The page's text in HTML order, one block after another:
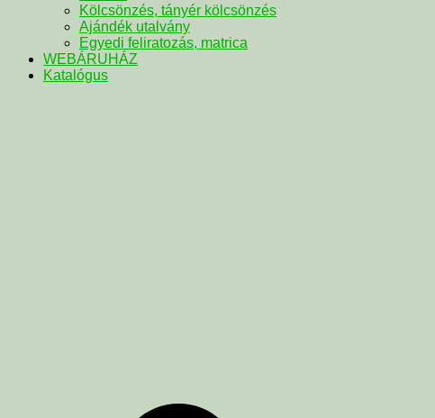
Kölcsönzés, tányér kölcsönzés
Ajándék utalvány
Egyedi feliratozás, matrica
WEBÁRUHÁZ
Katalógus